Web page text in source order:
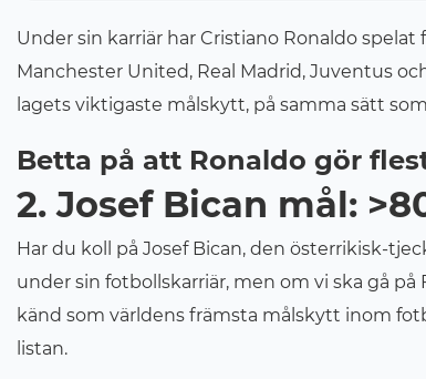
Under sin karriär har Cristiano Ronaldo
Manchester United, Real Madrid, Juventus
lagets viktigaste målskytt, på samma sätt
Betta på att Ronaldo gör
2. Josef Bican mål:
Har du koll på Josef Bican, den österrikisk-
under sin fotbollskarriär, men om vi ska gå på
känd som världens främsta målskytt inom
listan.